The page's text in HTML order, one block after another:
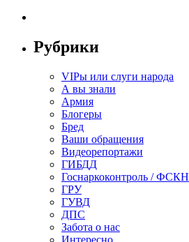
Рубрики
VIPы или слуги народа
А вы знали
Армия
Блогеры
Бред
Ваши обращения
Видеорепортажи
ГИБДД
Госнаркоконтроль / ФСКН
ГРУ
ГУВД
ДПС
Забота о нас
Интересно